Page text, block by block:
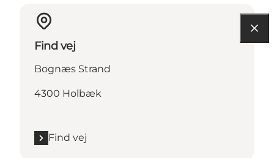
Find vej
Bognæs Strand
4300 Holbæk
Find vej